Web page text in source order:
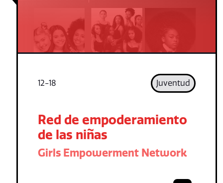
12-18 Juventud
Red de empoderamiento
de las niñas
Girls Empowerment Network